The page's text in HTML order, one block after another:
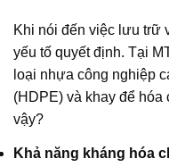
Khi nói đến việc lưu trữ
yếu tố quyết định. Tại
loại nhựa công nghiệp
(HDPE) và khay để
vậy?
Khả năng kháng hóa